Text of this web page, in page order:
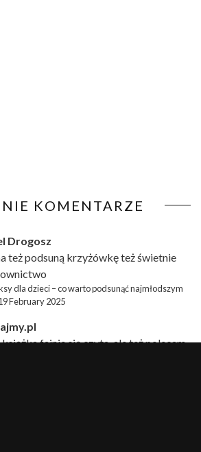
KOMENTARZE
Drogosz
też podsuną krzyżówkęteż świetnie
dla dzieci – co warto podsunąć najmłodszym
February 2025
książka fajnie się czyta, ale też polecam